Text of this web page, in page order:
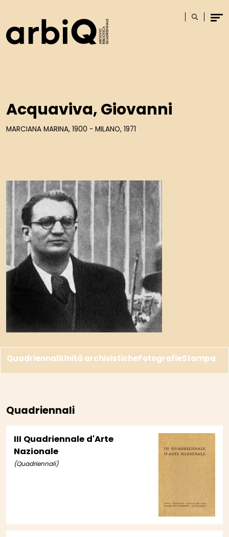
Cerca
Acquaviva, Giovanni
MARCIANA MARINA, 1900 - MILANO, 1971
QuadriennaliUnità archivisticheFotografieStampa
Quadriennali
III Quadriennale d'Arte
Nazionale
(Quadriennali)